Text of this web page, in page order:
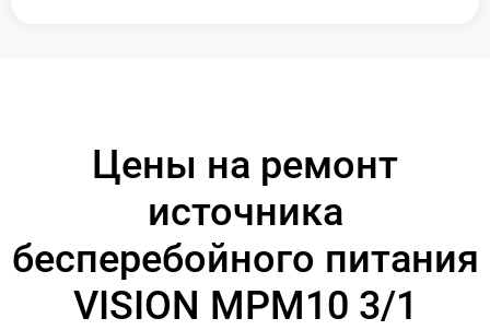
Цены на ремонт
источника
бесперебойного питания
VISION MPM10 3/1